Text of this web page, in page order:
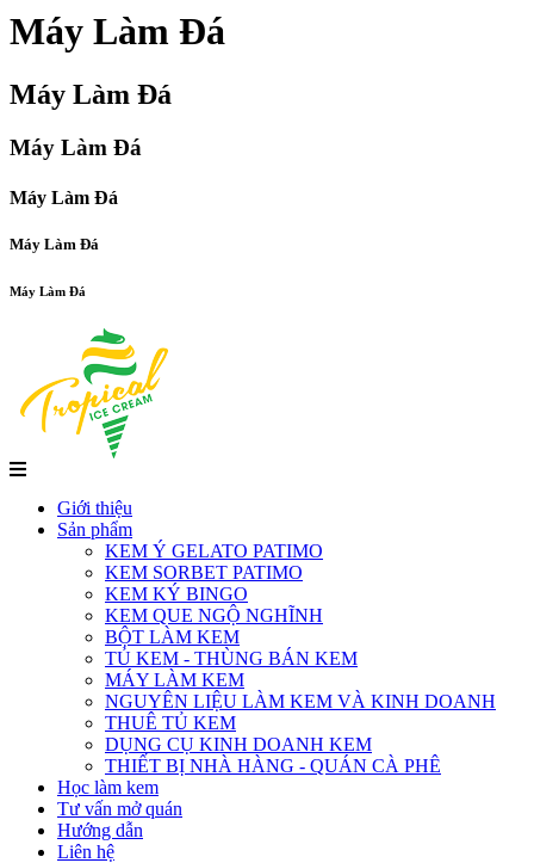
Máy Làm Đá
Máy Làm Đá
Máy Làm Đá
Máy Làm Đá
Máy Làm Đá
Máy Làm Đá
Giới thiệu
Sản phẩm
KEM Ý GELATO PATIMO
KEM SORBET PATIMO
KEM KÝ BINGO
KEM QUE NGỘ NGHĨNH
BỘT LÀM KEM
TỦ KEM - THÙNG BÁN KEM
MÁY LÀM KEM
NGUYÊN LIỆU LÀM KEM VÀ KINH DOANH
THUÊ TỦ KEM
DỤNG CỤ KINH DOANH KEM
THIẾT BỊ NHÀ HÀNG - QUÁN CÀ PHÊ
Học làm kem
Tư vấn mở quán
Hướng dẫn
Liên hệ